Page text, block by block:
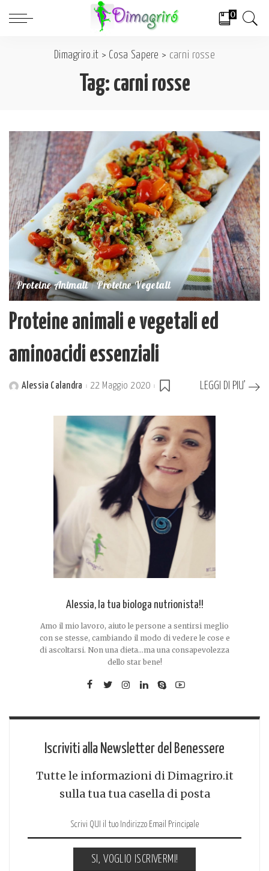
0
Dimagriro.it > Cosa Sapere > carni rosse
Tag: carni rosse
Proteine Animali Proteine Vegetali
Proteine animali e vegetali ed
aminoacidi essenziali
PostedAlessia Calandra 22 Maggio 2020 LEGGI DI PIU’
Alessia, la tua biologa nutrionista!!
Amo il mio lavoro, aiuto le persone a sentirsi meglio
con se stesse, cambiando il modo di vedere le cose e
di ascoltarsi. Non una dieta...ma una consapevolezza
dello star bene!
Iscriviti alla Newsletter del Benessere
Tutte le informazioni di Dimagriro.it
sulla tua tua casella di posta
SI, VOGLIO ISCRIVERMI!